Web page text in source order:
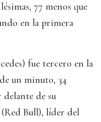
77 menos que
en la primera
fue tercero en la
un minuto, 34
delante de su
Bull), líder del